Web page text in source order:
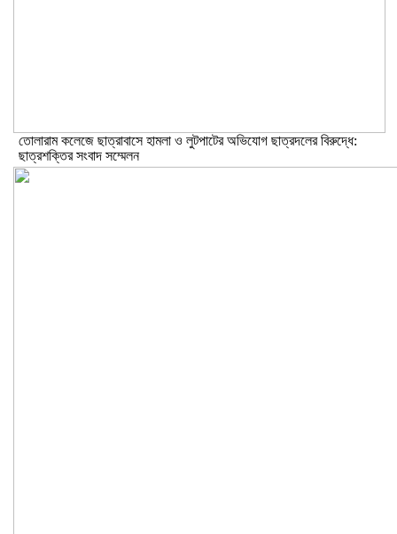
তোলারাম কলেজে ছাত্রাবাসে হামলা ও লুটপাটের অভিযোগ ছাত্রদলের বিরুদ্ধে:
ছাত্রশক্তির সংবাদ সম্মেলন